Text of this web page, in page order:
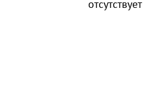
отсутствует